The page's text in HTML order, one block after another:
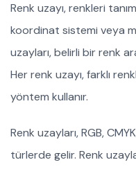
Renk uzayı, renkleri
koordinat sistemi veya
uzayları, belirli bir renk
Her renk uzayı, farklı
yöntem kullanır.
Renk uzayları, RGB,
türlerde gelir. Renk